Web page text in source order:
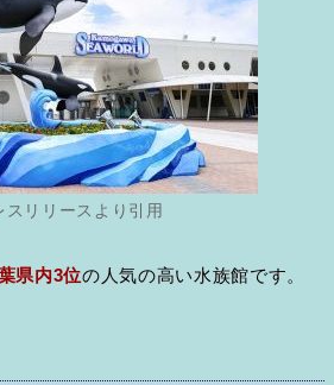
スリリースより引用
県内3位の人気の高い水族館です。